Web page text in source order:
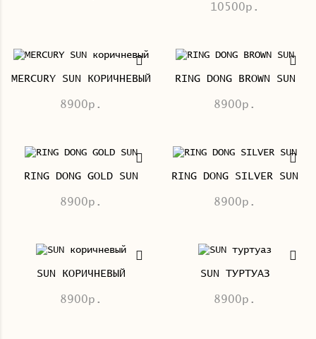
10500р.
MERCURY SUN КОРИЧНЕВЫЙ
8900р.
RING DONG BROWN SUN
8900р.
RING DONG GOLD SUN
8900р.
RING DONG SILVER SUN
8900р.
SUN КОРИЧНЕВЫЙ
8900р.
SUN ТУРТУАЗ
8900р.